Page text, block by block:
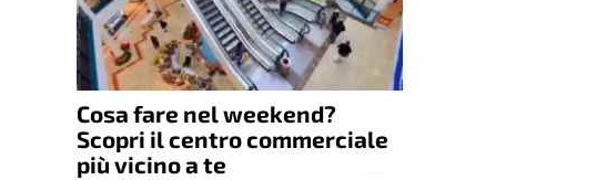
Cosa fare nel weekend?
Scopri il centro commerciale
più vicino a te